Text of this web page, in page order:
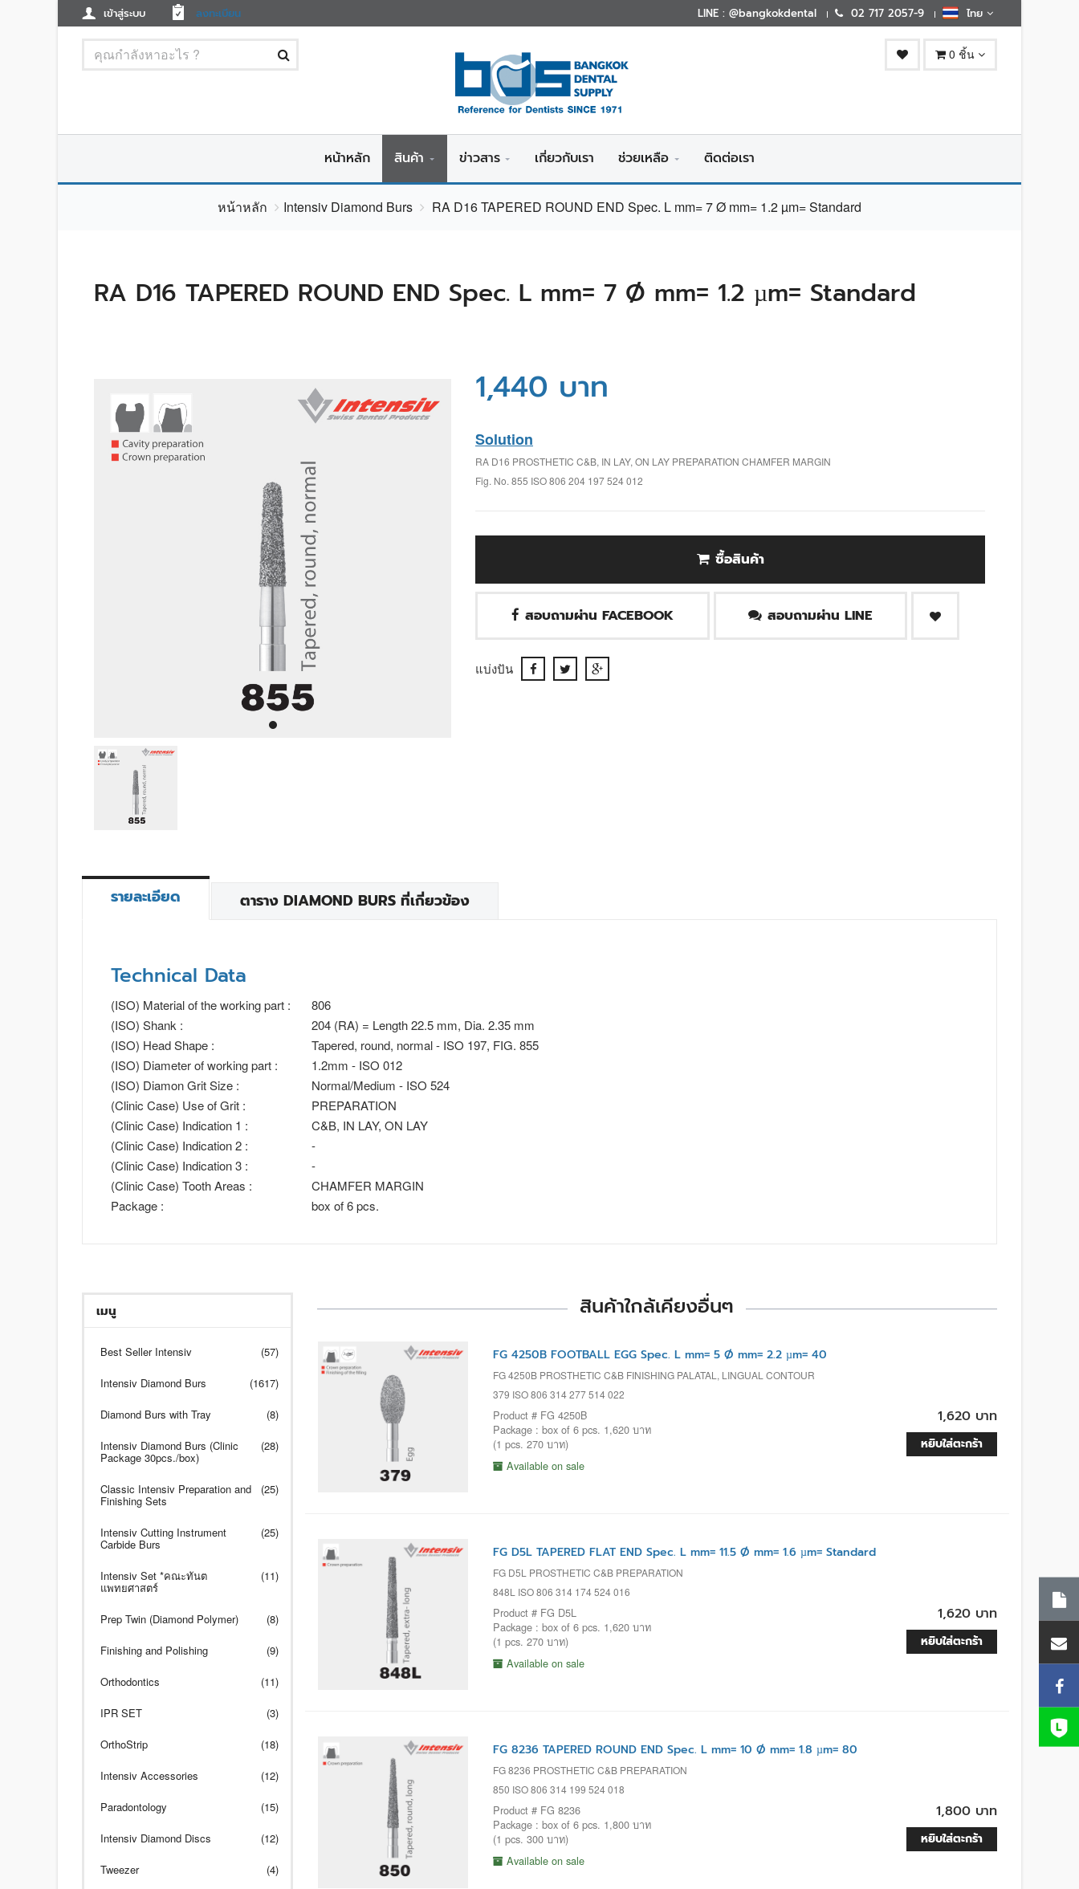
เข้าสู่ระบบ ลงทะเบียน LINE : @bangkokdental 02 717 2057-9 ไทย
0 ชิ้น
หน้าหลัก สินค้า ข่าวสาร เกี่ยวกับเรา ช่วยเหลือ ติดต่อเรา
หน้าหลัก Intensiv Diamond Burs RA D16 TAPERED ROUND END Spec. L mm= 7 Ø mm= 1.2 µm= Standard
RA D16 TAPERED ROUND END Spec. L mm= 7 Ø mm= 1.2 µm= Standard
1,440 บาท
Solution
RA D16 PROSTHETIC C&B, IN LAY, ON LAY PREPARATION CHAMFER MARGIN
Fig. No. 855 ISO 806 204 197 524 012
ซื้อสินค้า
สอบถามผ่าน FACEBOOK สอบถามผ่าน LINE
แบ่งปัน
รายละเอียด ตาราง DIAMOND BURS ที่เกี่ยวข้อง
Technical Data
(ISO) Material of the working part :
806
(ISO) Shank :
204 (RA) = Length 22.5 mm, Dia. 2.35 mm
(ISO) Head Shape :
Tapered, round, normal - ISO 197, FIG. 855
(ISO) Diameter of working part :
1.2mm - ISO 012
(ISO) Diamon Grit Size :
Normal/Medium - ISO 524
(Clinic Case) Use of Grit :
PREPARATION
(Clinic Case) Indication 1 :
C&B, IN LAY, ON LAY
(Clinic Case) Indication 2 :
-
(Clinic Case) Indication 3 :
-
(Clinic Case) Tooth Areas :
CHAMFER MARGIN
Package :
box of 6 pcs.
เมนู
Best Seller Intensiv (57)
Intensiv Diamond Burs (1617)
Diamond Burs with Tray (8)
Intensiv Diamond Burs (Clinic
Package 30pcs./box)
(28)
Classic Intensiv Preparation and
Finishing Sets
(25)
Intensiv Cutting Instrument
Carbide Burs
(25)
Intensiv Set *คณะทันต
แพทยศาสตร์
(11)
Prep Twin (Diamond Polymer) (8)
Finishing and Polishing (9)
Orthodontics (11)
IPR SET (3)
OrthoStrip (18)
Intensiv Accessories (12)
Paradontology (15)
Intensiv Diamond Discs (12)
Tweezer (4)
สินค้าใกล้เคียงอื่นๆ
FG 4250B FOOTBALL EGG Spec. L mm= 5 Ø mm= 2.2 µm= 40
FG 4250B PROSTHETIC C&B FINISHING PALATAL, LINGUAL CONTOUR
379 ISO 806 314 277 514 022
Product # FG 4250B
Package : box of 6 pcs. 1,620 บาท
(1 pcs. 270 บาท)
Available on sale
1,620 บาท
หยิบใส่ตะกร้า
FG D5L TAPERED FLAT END Spec. L mm= 11.5 Ø mm= 1.6 µm= Standard
FG D5L PROSTHETIC C&B PREPARATION
848L ISO 806 314 174 524 016
Product # FG D5L
Package : box of 6 pcs. 1,620 บาท
(1 pcs. 270 บาท)
Available on sale
1,620 บาท
หยิบใส่ตะกร้า
FG 8236 TAPERED ROUND END Spec. L mm= 10 Ø mm= 1.8 µm= 80
FG 8236 PROSTHETIC C&B PREPARATION
850 ISO 806 314 199 524 018
Product # FG 8236
Package : box of 6 pcs. 1,800 บาท
(1 pcs. 300 บาท)
Available on sale
1,800 บาท
หยิบใส่ตะกร้า